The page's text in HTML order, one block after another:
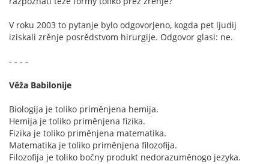
V roku 2003 to pytanje bylo odgovorjeno, kogda pet ljudij
iziskali zrěnje posrědstvom hirurgije. Odgovor glasi: ne.
- - - -
Věža Babilonije
Biologija je toliko priměnjena hemija.
Hemija je toliko priměnjena fizika.
Fizika je toliko priměnjena matematika.
Matematika je toliko priměnjena filozofija.
Filozofija je toliko bočny produkt nedorazuměnogo jezyka.